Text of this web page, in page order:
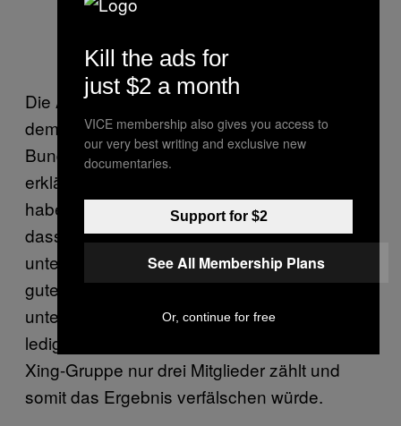
Quelle: Xing
Die Analyse erfolgte über Fangruppen auf
dem Karrierenetzwerk. „Alle 18
Bundesligisten haben eine Fan-Gruppe”,
erklärte ein Analyst des Karriereportals.„Das
haben wir als Maßstab dafür genommen,
dass das Mitglied die jeweilige Mannschaft
unterstützt bzw. Fan ist. Das ist sicherlich ein
guter Indikator.” Die Datenerhebung
untersucht jedoch nur 17 Vereine: Es fehlt
lediglich der FC Ingolstadt—der in seiner
Xing-Gruppe nur drei Mitglieder zählt und
somit das Ergebnis verfälschen würde.
Kill the ads for
just $2 a month
VICE membership also gives you access to
our very best writing and exclusive new
documentaries.
Support for $2
See All Membership Plans
Or, continue for free